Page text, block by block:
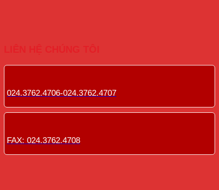
024.3762.4706-024.3762.4707
FAX: 024.3762.4708